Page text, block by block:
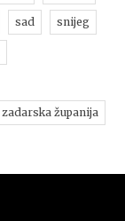
sad snijeg
zadarska županija